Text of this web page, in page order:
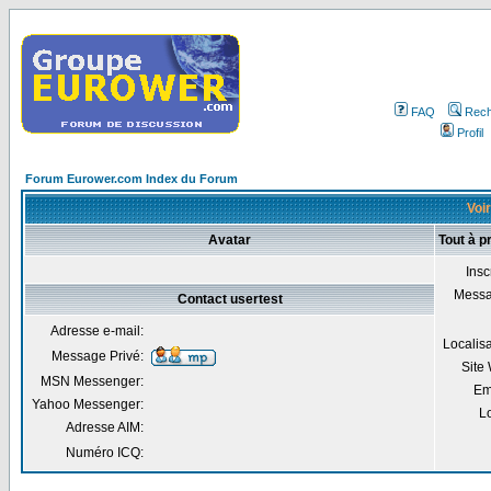
FAQ
Profil
Forum Eurower.com Index du Forum
Avatar Tout à
Site
Contact usertest
Adresse e-mail:
Message Privé:
MSN Messenger:
Yahoo Messenger:
Adresse AIM:
Numéro ICQ: